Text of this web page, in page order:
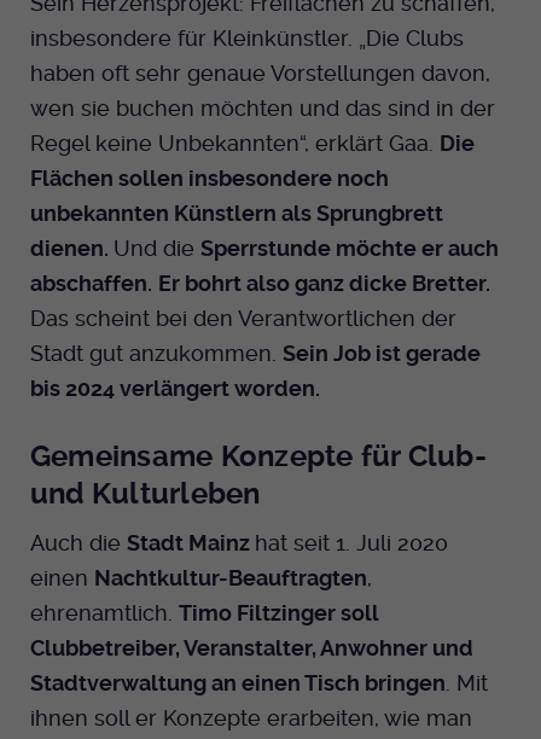
insbesondere für Kleinkünstler. „Die Clubs
haben oft sehr genaue Vorstellungen davon,
wen sie buchen möchten und das sind in der
Regel keine Unbekannten“, erklärt Gaa. Die
Flächen sollen insbesondere noch
unbekannten Künstlern als Sprungbrett
dienen. Und die Sperrstunde möchte er auch
abschaffen. Er bohrt also ganz dicke Bretter.
Das scheint bei den Verantwortlichen der
Stadt gut anzukommen. Sein Job ist gerade
bis 2024 verlängert worden.
Gemeinsame Konzepte für Club-
und Kulturleben
Auch die Stadt Mainz hat seit 1. Juli 2020
einen Nachtkultur-Beauftragten,
ehrenamtlich. Timo Filtzinger soll
Clubbetreiber, Veranstalter, Anwohner und
Stadtverwaltung an einen Tisch bringen . Mit
ihnen soll er Konzepte erarbeiten, wie man